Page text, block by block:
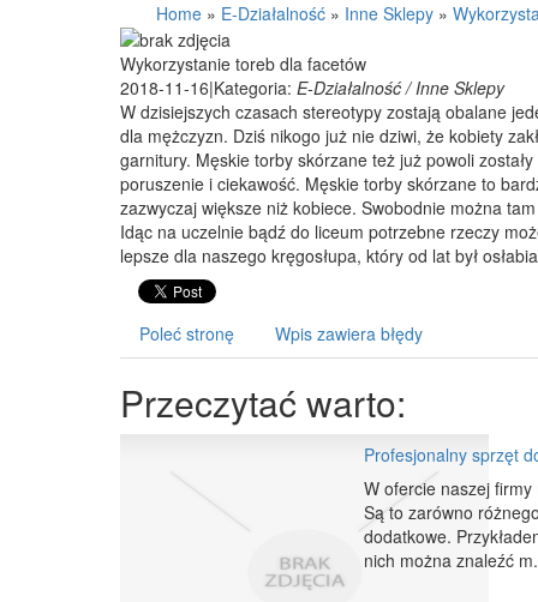
Home » E-Działalność » Inne Sklepy »
Wykorzystanie toreb dla facetów
2018-11-16|Kategoria: E-Działalność / Inne Sklepy
W dzisiejszych czasach stereotypy zostają obalane
dla mężczyzn. Dziś nikogo już nie dziwi, że kobiety
garnitury. Męskie torby skórzane też już powoli
poruszenie i ciekawość. Męskie torby skórzane to
zazwyczaj większe niż kobiece. Swobodnie można
Idąc na uczelnie bądź do liceum potrzebne rzeczy
lepsze dla naszego kręgosłupa, który od lat był
Poleć stronę Wpis zawiera błędy
Przeczytać warto:
Profesjonalny sprzęt
W ofercie naszej
Są to zarówno
dodatkowe.
nich można znaleźć